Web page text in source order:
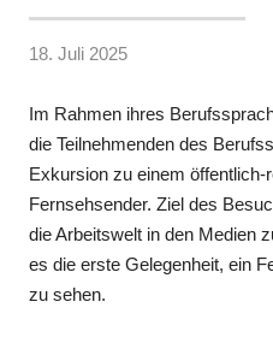
18. Juli 2025
Im Rahmen ihres
die Teilnehmenden des
Exkursion zu einem öffentlich-
Fernsehsender. Ziel des
die Arbeitswelt in den Medien
es die erste Gelegenheit, ein
zu sehen.